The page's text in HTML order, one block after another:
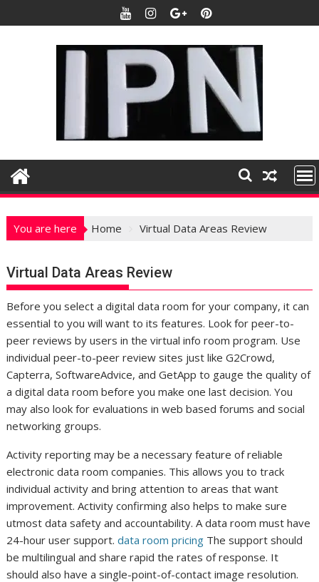
k
t
n
You are here
Home Virtual Data Areas Review
Virtual Data Areas Review
Before you select a digital data room for your company, it can
essential to you will want to its features. Look for peer-to-
peer reviews by users in the virtual info room program. Use
individual peer-to-peer review sites just like G2Crowd,
Capterra, SoftwareAdvice, and GetApp to gauge the quality of
a digital data room before you make one last decision. You
may also look for evaluations in web based forums and social
networking groups.
Activity reporting may be a necessary feature of reliable
electronic data room companies. This allows you to track
individual activity and bring attention to areas that want
improvement. Activity confirming also helps to make sure
utmost data safety and accountability. A data room must have
24-hour user support.data room pricing The support should
be multilingual and share rapid the rates of response. It
should also have a single-point-of-contact image resolution.